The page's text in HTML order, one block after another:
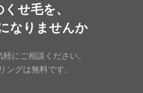
せ毛を、
なりませんか
にご相談ください。
ングは無料です。